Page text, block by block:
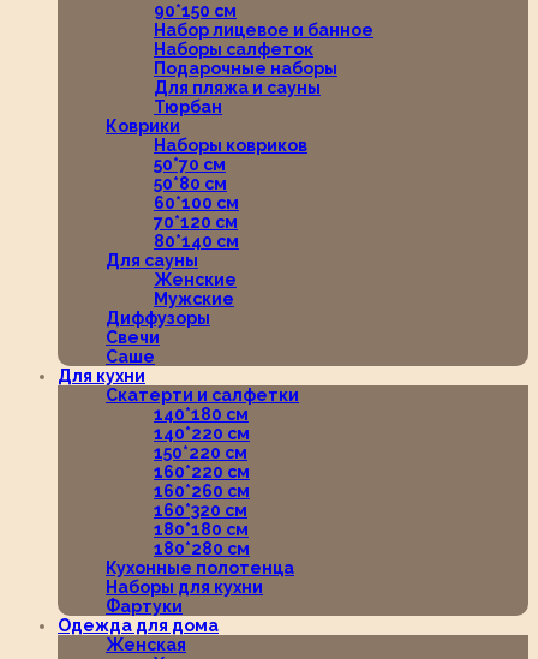
90*150 см
Набор лицевое и банное
Наборы салфеток
Подарочные наборы
Для пляжа и сауны
Тюрбан
Коврики
Наборы ковриков
50*70 см
50*80 см
60*100 см
70*120 см
80*140 см
Для сауны
Женские
Мужские
Диффузоры
Свечи
Саше
Для кухни
Скатерти и салфетки
140*180 см
140*220 см
150*220 см
160*220 см
160*260 см
160*320 см
180*180 см
180*280 см
Кухонные полотенца
Наборы для кухни
Фартуки
Одежда для дома
Женская